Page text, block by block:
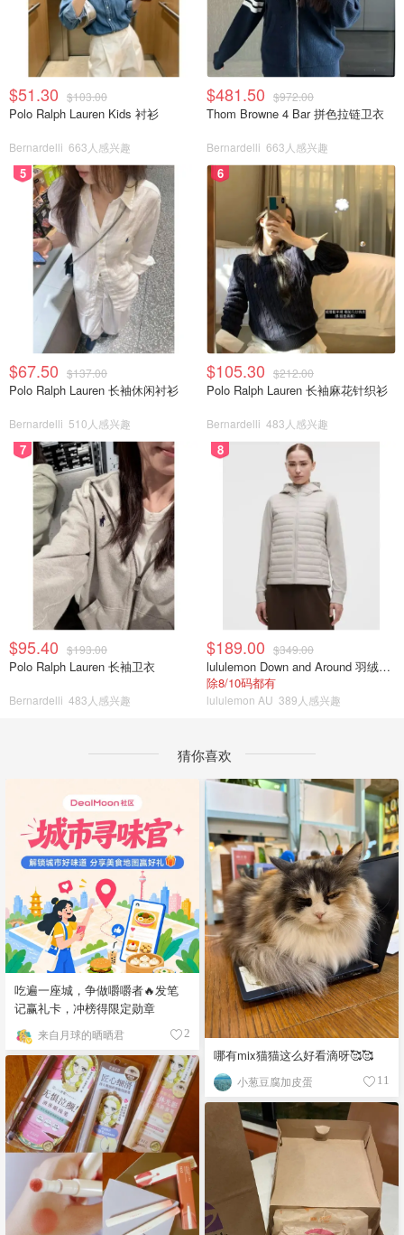
$51.30 $103.00
Polo Ralph Lauren Kids 衬衫
Bernardelli 663人感兴趣
$481.50 $972.00
Thom Browne 4 Bar 拼色拉链卫衣
Bernardelli 663人感兴趣
5
$67.50 $137.00
Polo Ralph Lauren 长袖休闲衬衫
Bernardelli 510人感兴趣
6
$105.30 $212.00
Polo Ralph Lauren 长袖麻花针织衫
Bernardelli 483人感兴趣
7
$95.40 $193.00
Polo Ralph Lauren 长袖卫衣
Bernardelli 483人感兴趣
8
$189.00 $349.00
lululemon Down and Around 羽绒夹克
除8/10码都有
lululemon AU 389人感兴趣
猜你喜欢
吃遍一座城，争做嚼嚼者🔥发笔
记赢礼卡，冲榜得限定勋章
来自月球的晒晒君 2
哪有mix猫猫这么好看滴呀🥰🥰
小葱豆腐加皮蛋 11